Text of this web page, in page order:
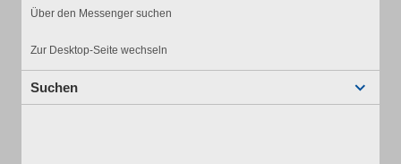
Über den Messenger suchen
Zur Desktop-Seite wechseln
Suchen